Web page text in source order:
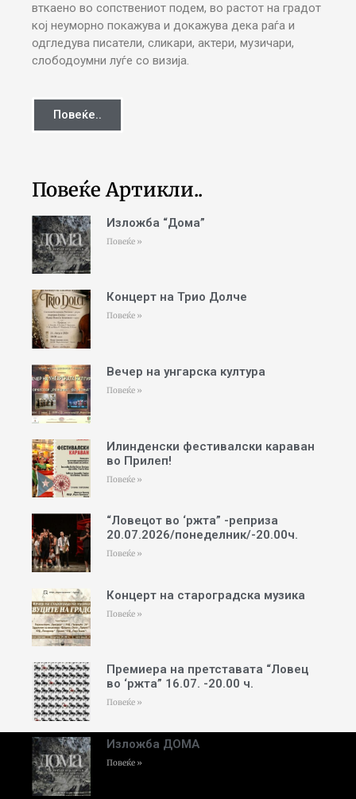
вткаено во сопствениот подем, во растот на градот
кој неуморно покажува и докажува дека раѓа и
одгледува писатели, сликари, актери, музичари,
слободоумни луѓе со визија.
Повеќе..
Повеќе Артикли..
Изложба “Дома”
Повеќе »
Концерт на Трио Долче
Повеќе »
Вечер на унгарска култура
Повеќе »
Илинденски фестивалски караван
во Прилеп!
Повеќе »
“Ловецот во ‘ржта” -реприза
20.07.2026/понеделник/-20.00ч.
Повеќе »
Концерт на староградска музика
Повеќе »
Премиера на претставата “Ловец
во ‘ржта” 16.07. -20.00 ч.
Повеќе »
Изложба ДОМА
Повеќе »